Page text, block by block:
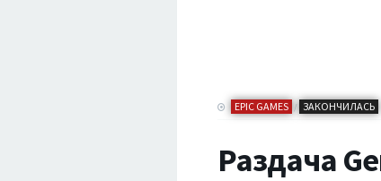
EPIC GAMES / ЗАКОНЧИЛАСЬ
Раздача